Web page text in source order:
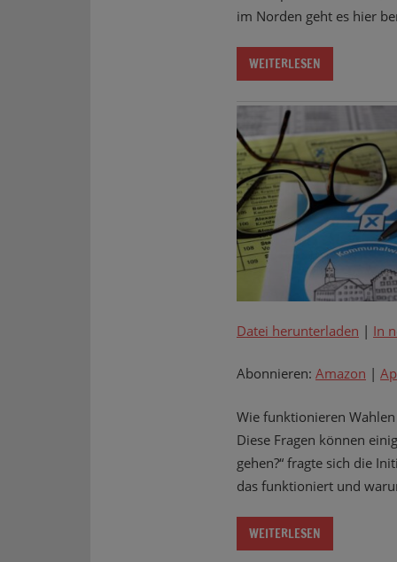
im Norden geht es hier
WEITERLESEN
Datei herunterladen | In
Abonnieren: Amazon |
Wie funktionieren
Diese Fragen können
gehen?“ fragte sich die
das funktioniert und
WEITERLESEN